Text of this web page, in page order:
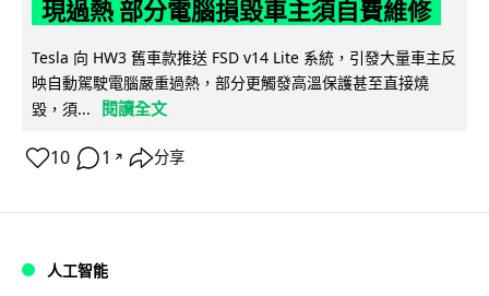
現過熱 部分電腦損毀車主須自費維修
Tesla 向 HW3 舊車款推送 FSD v14 Lite 系統，引發大量車主反
映自動駕駛電腦嚴重過熱，部分更觸發高溫保護甚至直接燒
毀，須...
閱讀全文
10 1 ↗ 分享
人工智能